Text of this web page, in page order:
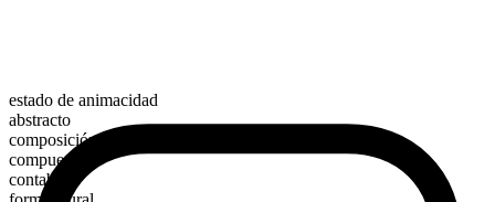
estado de animacidad
abstracto
composición morfológica
compuesto
contable